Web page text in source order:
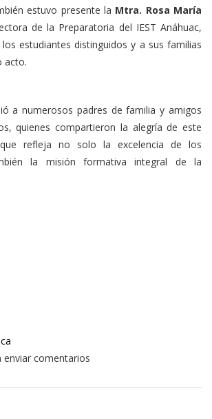
estuvo presente la Mtra. Rosa María
de la Preparatoria del IEST Anáhuac,
estudiantes distinguidos y a sus familias
acto.
a numerosos padres de familia y amigos
quienes compartieron la alegría de este
refleja no solo la excelencia de los
la misión formativa integral de la
enviar comentarios